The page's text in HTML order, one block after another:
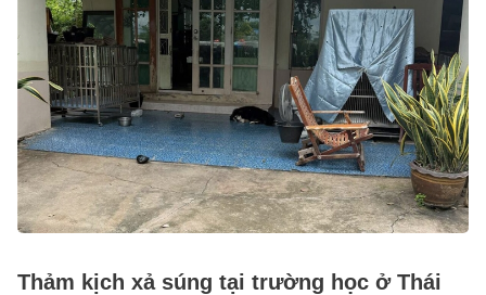
Thảm kịch xả súng tại trường học ở Thái